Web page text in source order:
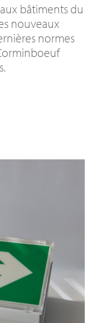
bâtiments du
nouveaux
normes